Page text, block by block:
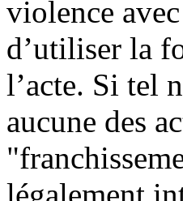
violence
d’utiliser la
l’acte. Si tel
aucune des
légalement